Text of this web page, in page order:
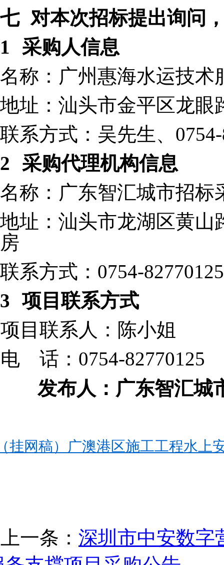
七 对本次招标提出询问
1
采购人信息
名称：广州惠海水运技术
地址：汕头市金平区龙眼
联系方式：吴先生、0754-
2
采购代理机构信息
名称：广东智汇城市招标
地址：汕头市龙湖区黄山
房
联系方式：0754-82770125
3 项目联系方式
项目联系人：陈小姐
电 话：0754-82770125
发布人：广东智汇城
挂网稿）广澳港区施工工程水上
上一条： 深圳市中安数字